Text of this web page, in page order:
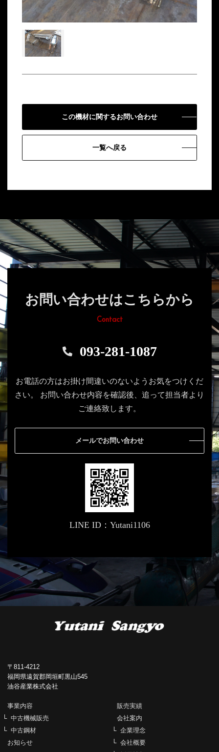
この機材に関するお問い合わせ
一覧へ戻る
お問い合わせはこちらから
Contact
093-281-1087
お電話の方はお掛け間違いのないようお気をつけくだ
さい。
お問い合わせ内容を確認後、追って担当者より
ご連絡致します。
メールでお問い合わせ
LINE ID：Yutani1106
〒811-4212
福岡県遠賀郡岡垣町黒山545
油谷産業株式会社
事業内容
中古機械販売
中古鋼材
お知らせ
販売実績
会社案内
企業理念
会社概要